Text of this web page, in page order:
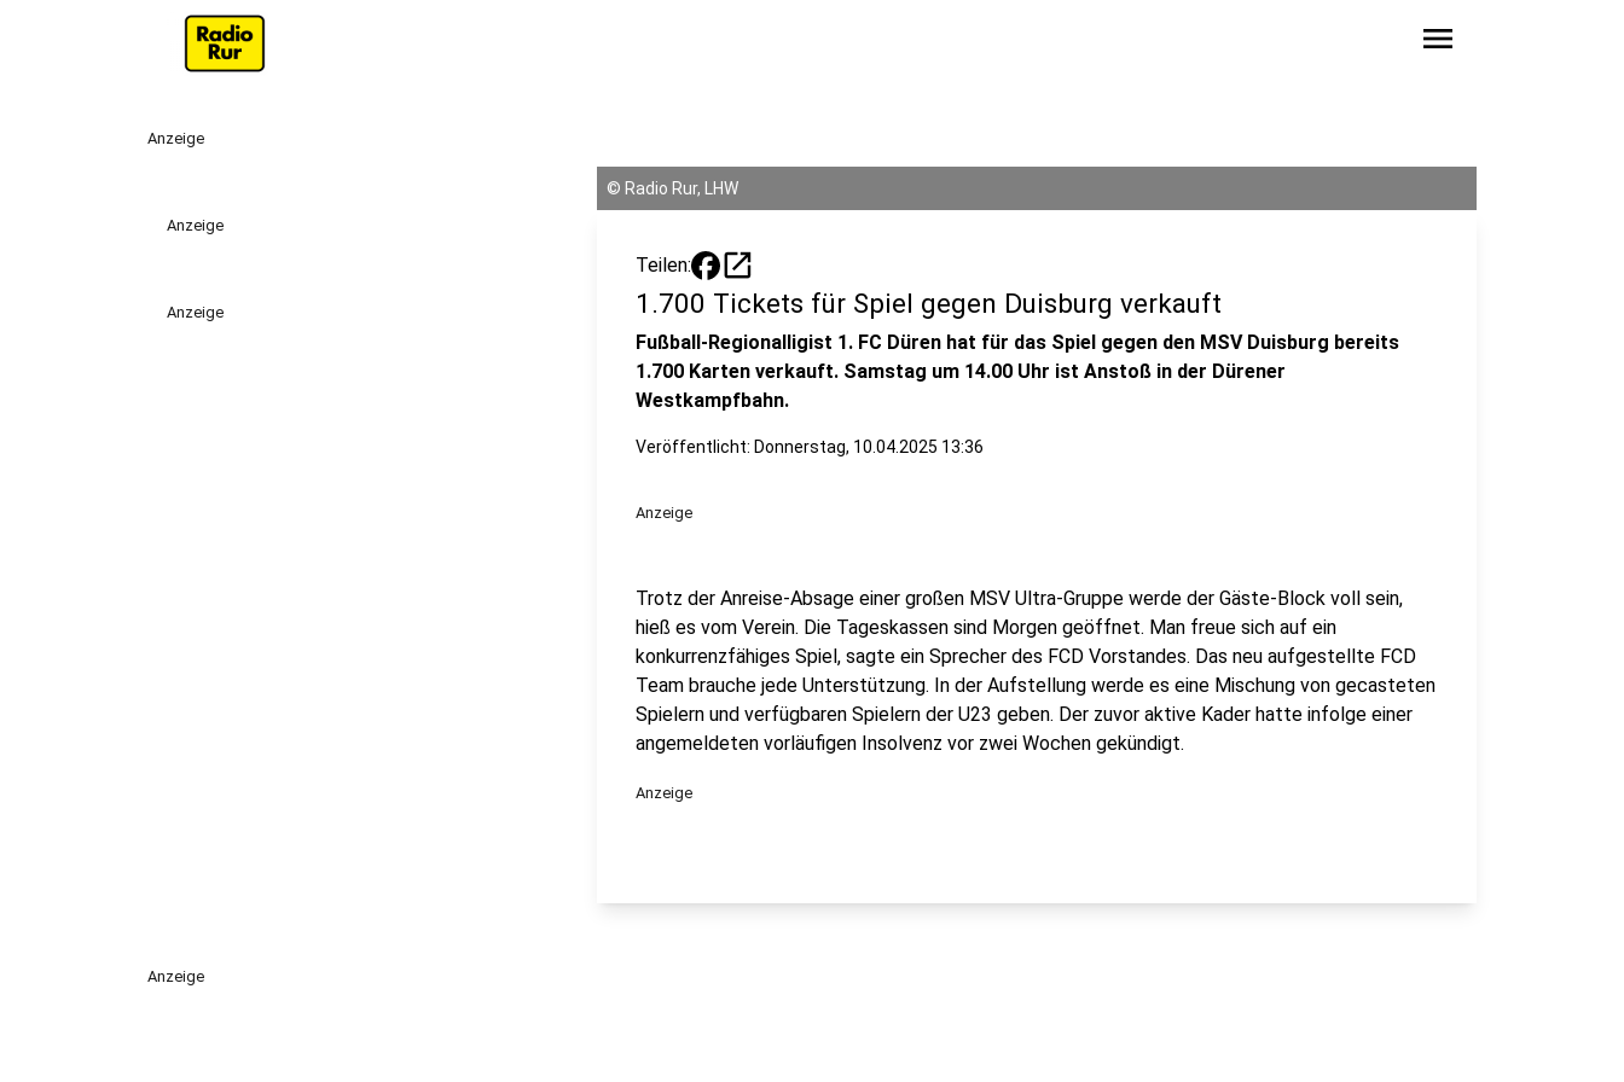
menu
Anzeige
Anzeige
Anzeige
© Radio Rur, LHW
Teilen: open_in_new
1.700 Tickets für Spiel gegen Duisburg verkauft
Fußball-Regionalligist 1. FC Düren hat für das Spiel gegen den MSV Duisburg bereits
1.700 Karten verkauft. Samstag um 14.00 Uhr ist Anstoß in der Dürener
Westkampfbahn.
Veröffentlicht: Donnerstag, 10.04.2025 13:36
Anzeige
Trotz der Anreise-Absage einer großen MSV Ultra-Gruppe werde der Gäste-Block voll sein,
hieß es vom Verein. Die Tageskassen sind Morgen geöffnet. Man freue sich auf ein
konkurrenzfähiges Spiel, sagte ein Sprecher des FCD Vorstandes. Das neu aufgestellte FCD
Team brauche jede Unterstützung. In der Aufstellung werde es eine Mischung von gecasteten
Spielern und verfügbaren Spielern der U23 geben. Der zuvor aktive Kader hatte infolge einer
angemeldeten vorläufigen Insolvenz vor zwei Wochen gekündigt.
Anzeige
Anzeige